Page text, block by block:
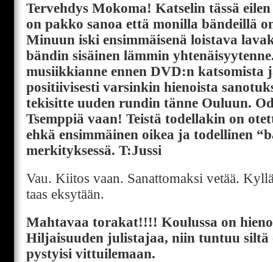
Tervehdys Mokoma! Katselin tässä
on pakko sanoa että monilla bändeillä
Minuun iski ensimmäisenä loistava
bändin sisäinen lämmin
musiikkianne ennen DVD:n katsomista
positiivisesti varsinkin hienoista
tekisitte uuden rundin tänne Ouluun.
Tsemppiä vaan! Teistä todellakin on
ehkä ensimmäinen oikea ja todellinen
merkityksessä. T:Jussi
Vau. Kiitos vaan. Sanattomaksi vetää.
taas eksytään.
Mahtavaa torakat!!!! Koulussa on
Hiljaisuuden julistajaa, niin tuntuu siltä
pystyisi vittuilemaan.